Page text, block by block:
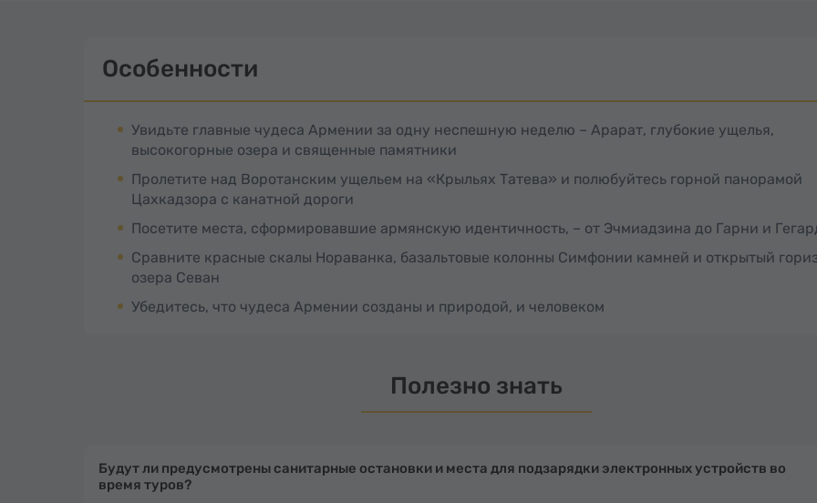
Особенности
Увидьте главные чудеса Армении за одну неспешную неделю – Арарат, глубокие ущелья,
высокогорные озера и священные памятники
Пролетите над Воротанским ущельем на «Крыльях Татева» и полюбуйтесь горной панорамой
Цахкадзора с канатной дороги
Посетите места, сформировавшие армянскую идентичность, – от Эчмиадзина до Гарни и
Сравните красные скалы Нораванка, базальтовые колонны Симфонии камней и открытый
озера Севан
Убедитесь, что чудеса Армении созданы и природой, и человеком
Полезно знать
Будут ли предусмотрены санитарные остановки и места для подзарядки электронных устройств во
время туров?